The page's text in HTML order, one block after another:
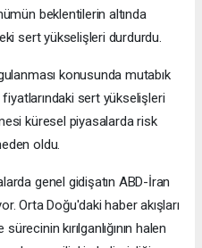
beklentilerin altında
sert yükselişleri durdurdu.
konusunda mutabık
sert yükselişleri
küresel piyasalarda risk
oldu.
genel gidişatın ABD-İran
Orta Doğu'daki haber akışları
kırılganlığının halen